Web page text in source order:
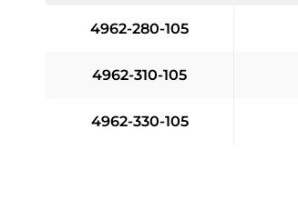
4962-280-105
4962-310-105
4962-330-105